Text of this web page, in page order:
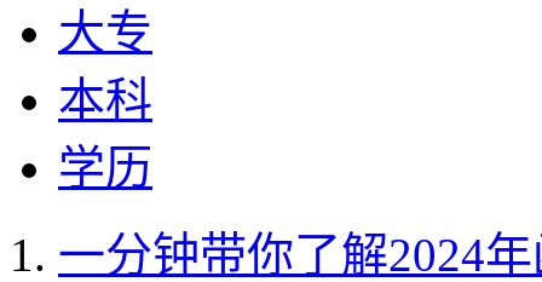
大专
本科
学历
一分钟带你了解2024